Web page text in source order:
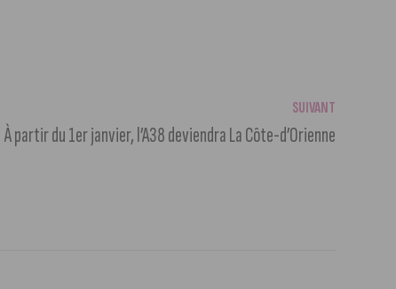
SUIVANT
À partir du 1er janvier, l’A38 deviendra La Côte-d’Orienne